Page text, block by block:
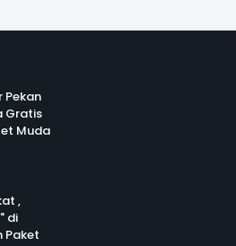
Pekan
Gratis
Muda
,
di
Paket